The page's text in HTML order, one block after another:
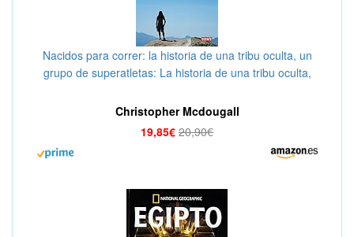
Nacidos para correr: la historia de una tribu oculta, un
grupo de superatletas: La historia de una tribu oculta,
historia (Crónica y Periodismo)
Christopher Mcdougall
19,85€ 20,90€